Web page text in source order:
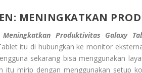
MENINGKATKAN
Produktivitas Galaxy
itu di hubungkan ke monitor
sekarang bisa menggunakan
itu mirip dengan menggunakan setup